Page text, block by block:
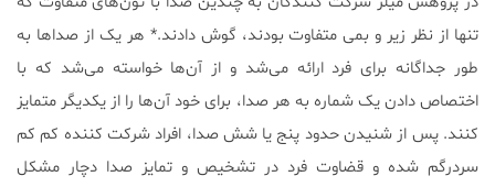
تنها از نظر زیر و بمی متفاوت بودند، گوش دادند.* هر یک از صداها به
طور جداگانه برای فرد ارائه می‌شد و از آن‌ها خواسته می‌شد که با
اختصاص دادن یک شماره به هر صدا، برای خود آن‌ها را از یکدیگر متمایز
کنند. پس از شنیدن حدود پنج یا شش صدا، افراد شرکت کننده کم کم
سردرگم شده و قضاوت فرد در تشخیص و تمایز صدا دچار مشکل